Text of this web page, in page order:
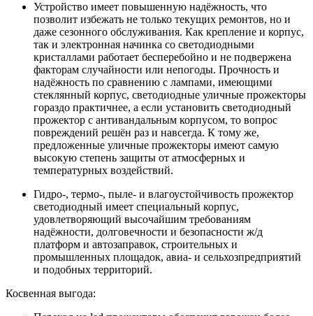
Устройство имеет повышенную надёжность, что
позволит избежать не только текущих ремонтов, но и
даже сезонного обслуживания. Как крепление и корпус,
так и электронная начинка со светодиодными
кристаллами работает бесперебойно и не подвержена
факторам случайности или непогоды. Прочность и
надёжность по сравнению с лампами, имеющими
стеклянный корпус, светодиодные уличные прожекторы
гораздо практичнее, а если установить светодиодный
прожектор с антивандальным корпусом, то вопрос
повреждений решён раз и навсегда. К тому же,
предложенные уличные прожекторы имеют самую
высокую степень защиты от атмосферных и
температурных воздействий.
Гидро-, термо-, пыле- и влагоустойчивость прожектор
светодиодный имеет специальный корпус,
удовлетворяющий высочайшим требованиям
надёжности, долговечности и безопасности ж/д
платформ и автозаправок, строительных и
промышленных площадок, авиа- и сельхозпредприятий
и подобных территорий.
Косвенная выгода: